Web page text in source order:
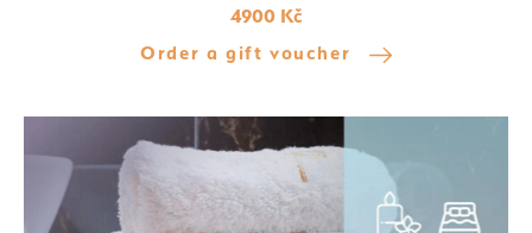
4900 Kč
Order a gift voucher